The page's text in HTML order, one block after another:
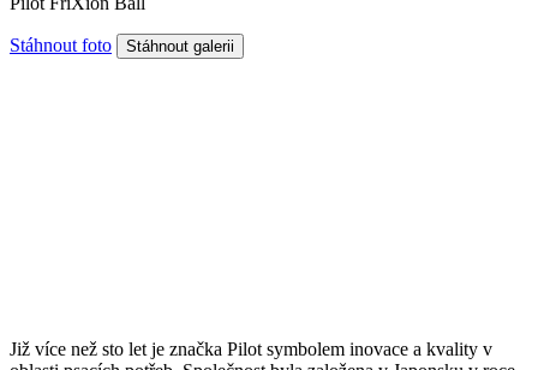
Stáhnout foto
Již více než sto let je značka Pilot symbolem inovace a kvality v